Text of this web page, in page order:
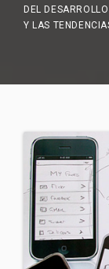
DEL
Y LAS